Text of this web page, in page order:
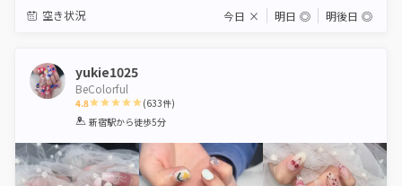
空き状況 今日 × 明日 ◎ 明後日 ◎
yukie1025
BeColorful
4.8
1 2 3 4 5
(633件)
新宿駅から徒歩5分